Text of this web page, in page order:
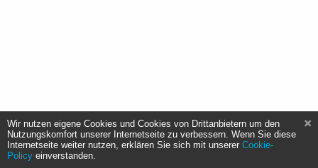
Wir nutzen eigene Cookies und Cookies von Drittanbietern um den
Nutzungskomfort unserer Internetseite zu verbessern. Wenn Sie diese
Internetseite weiter nutzen, erklären Sie sich mit unserer Cookie-
Policy einverstanden.